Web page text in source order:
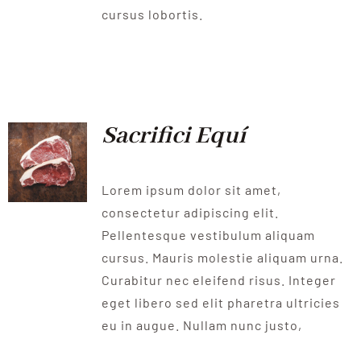
cursus lobortis.
Sacrifici Equí
Lorem ipsum dolor sit amet,
consectetur adipiscing elit.
Pellentesque vestibulum aliquam
cursus. Mauris molestie aliquam urna.
Curabitur nec eleifend risus. Integer
eget libero sed elit pharetra ultricies
eu in augue. Nullam nunc justo,